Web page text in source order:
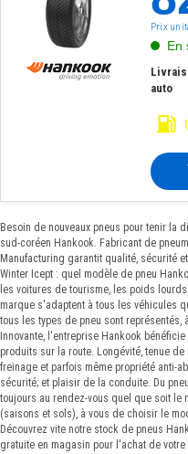
Prix
En
auto
Besoin de nouveaux pneus pour tenir la
sud-coréen Hankook. Fabricant de
Manufacturing garantit qualité, sécurité
Winter Icept : quel modèle de pneu
les voitures de tourisme, les poids
marque s'adaptent à tous les véhicules
tous les types de pneu sont représentés,
Innovante, l'entreprise Hankook
produits sur la route. Longévité, tenue
freinage et parfois même propriété anti-
sécurité; et plaisir de la conduite. Du
toujours au rendez-vous quel que soit le
(saisons et sols), à vous de choisir le
Découvrez vite notre stock de pneus
gratuite en magasin pour l'achat de